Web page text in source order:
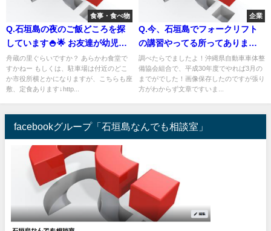
食事・食べ物
Q.石垣島の夜のご飯どころを探
しています🍚🌟 お友達が幼児・
赤ちゃん連れなので お座敷が希
望👶 定食系のお店がいいです。
駐車場有りで。 出来れば マキ
てきますよねー💦 みなさんは ど
ちらへ行かれますか⁉️
舟蔵の里ぐらいですか？ あらかわ食堂で
すかねー もしくは、駐車場は付近のどこ
か市役所横とかになりますが、こちらも座
敷、定食あります↓http...
企業
Q.今、石垣島でフォークリフト
の講習やってる所ってあります
か❓ お姉さんの知人が取得したい
らしくて。 僕が取得した時は労
働基準協会でやってたんですが
見てもフォークリフトがないん
です😓
調べたらでましたよ！沖縄県自動車車体整
備協会組合で、平成30年度でやれば3月の
までがでした！画像保存したのですが張り
方がわからず文章ですいま...
facebookグループ「石垣島なんでも相談室」